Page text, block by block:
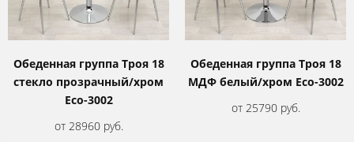
Обеденная группа Троя 18
стекло прозрачный/хром
Eco-3002
от 28960 руб.
Обеденная группа Троя 18
МДФ белый/хром Eco-3002
от 25790 руб.